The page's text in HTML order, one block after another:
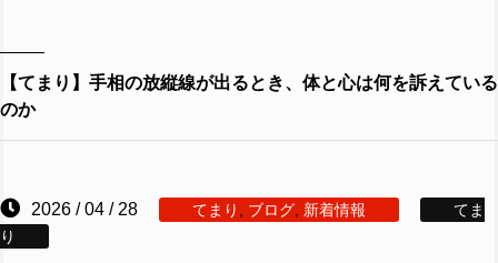
【てまり】手相の放縦線が出るとき、体と心は何を訴えている
のか
2026 / 04 / 28 てまり ブログ 新着情報
てま
り